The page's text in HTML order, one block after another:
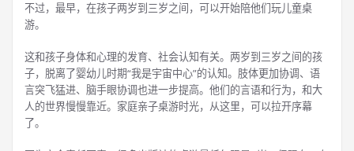
不过，最早，在孩子两岁到三岁之间，可以开始陪他们玩儿童桌
游。
这和孩子身体和心理的发育、社会认知有关。两岁到三岁之间的孩
子，脱离了婴幼儿时期“我是宇宙中心”的认知。肢体更加协调、语
言突飞猛进、脑手眼协调也进一步提高。他们的言语和行为，和大
人的世界慢慢靠近。家庭亲子桌游时光，从这里，可以拉开序幕
了。